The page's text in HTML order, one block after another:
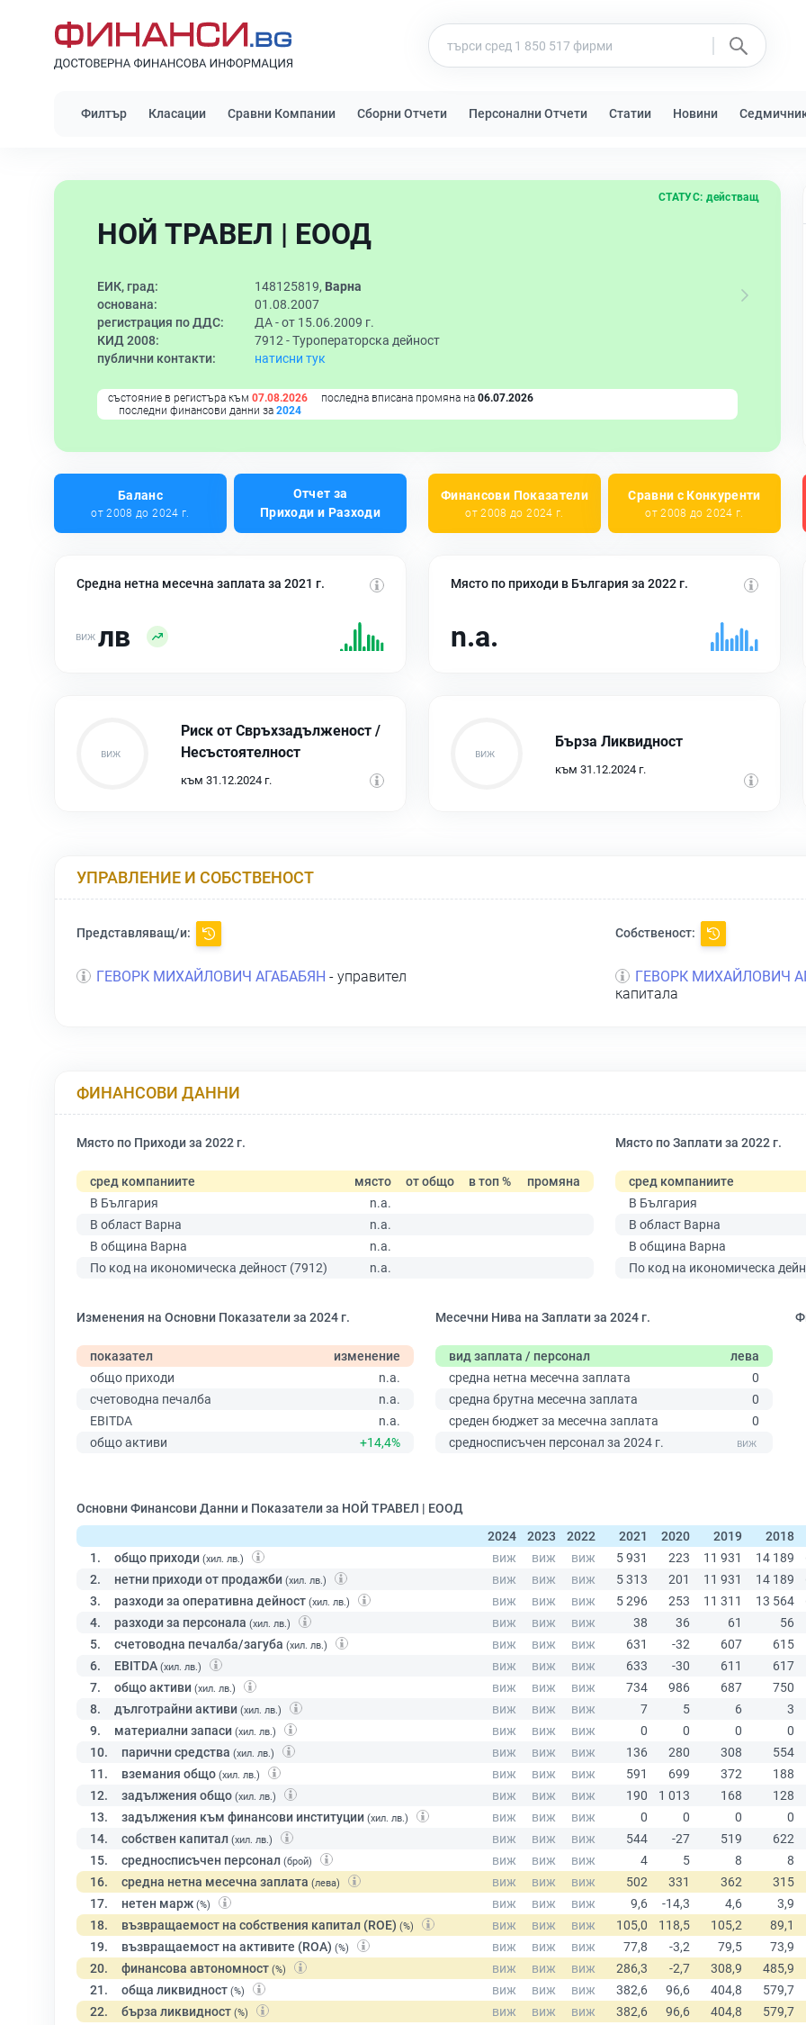
Филтър Класации Сравни Компании Сборни Отчети Персонални Отчети Статии Новини
НОЙ ТРАВЕЛ | ЕООД
СТАТУС: действащ
ЕИК, град: 148125819, Варна
основана:
01.08.2007
регистрация по ДДС:
ДА - от 15.06.2009 г.
КИД 2008:
7912 -Туроператорска дейност
публични контакти:
натисни тук
състояние в регистъра към 07.08.2026 последна вписана промяна на 06.07.2026
последни финансови данни за 2024
Баланс
от 2008 до 2024 г.
Отчет за
Приходи и Разходи
Финансови Показатели
от 2008 до 2024 г.
Сравни с Конкуренти
от 2008 до 2024 г.
Средна нетна месечна заплата за 2021 г.
лв
Място по приходи в България за 2022 г.
n.a.
Риск от Свръхзадълженост /
Несъстоятелност
към 31.12.2024 г.
Бърза Ликвидност
към 31.12.2024 г.
УПРАВЛЕНИЕ И СОБСТВЕНОСТ
Представляващ/и:
ГЕВОРК МИХАЙЛОВИЧ АГАБАБЯН - управител
Собственост:
ГЕВОРК МИХАЙЛОВИЧ
капитала
ФИНАНСОВИ ДАННИ
Място по Приходи за 2022 г.
сред компаниите място от общо в топ %
промяна
В България
n.a.
В област Варна
n.a.
В община Варна
n.a.
По код на икономическа дейност (7912)
n.a.
Място по Заплати за 2022 г.
сред компаниите
В България
В област Варна
В община Варна
По код на икономическа
Изменения на Основни Показатели за 2024 г.
показател
изменение
общо приходи
n.a.
счетоводна печалба
n.a.
EBITDA
n.a.
общо активи
+14,4%
Месечни Нива на Заплати за 2024 г.
вид заплата / персонал
лева
средна нетна месечна заплата
0
средна брутна месечна заплата
0
среден бюджет за месечна заплата
0
средносписъчен персонал за 2024 г.
Основни Финансови Данни и Показатели за НОЙ ТРАВЕЛ | ЕООД
2024
2023 2022 2021 2020 2019
2018
1.
общо приходи (хил. лв.)
2. нетни приходи от продажби (хил. лв.)
3. разходи за оперативна дейност (хил. лв.)
4. разходи за персонала (хил. лв.)
5. счетоводна печалба/загуба (хил. лв.)
6. EBITDA (хил. лв.)
7. общо активи (хил. лв.)
8. дълготрайни активи (хил. лв.)
9. материални запаси (хил. лв.)
10. парични средства (хил. лв.)
11. вземания общо (хил. лв.)
12. задължения общо (хил. лв.)
13. задължения към финансови институции (хил. лв.)
14. собствен капитал (хил. лв.)
15. средносписъчен персонал (брой)
16. средна нетна месечна заплата (лева)
17. нетен марж (%)
18. възвращаемост на собствения капитал (ROE) (%)
19. възвращаемост на активите (ROA) (%)
20. финансова автономност (%)
21. обща ликвидност (%)
22. бърза ликвидност (%)